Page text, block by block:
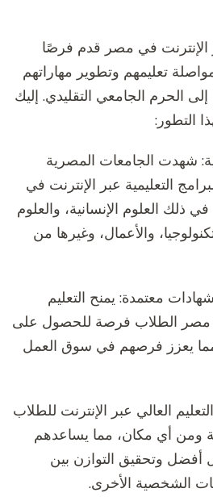
الإنترنت في مصر قدم فرصًا
تعليمهم وتطوير مهاراتهم
إلى الحرم الجامعي التقليدي. إليك
التطور:
شهدت الجامعات المصرية
التعليمية عبر الإنترنت في
ذلك العلوم الإنسانية، والعلوم
والأعمال، وغيرها من
معتمدة: يمنح التعليم
مصر الطلاب فرصة للحصول على
مما يعزز فرصهم في سوق العمل
العالي عبر الإنترنت للطلاب
ومن أي مكان، مما يساعدهم
وتحقيق التوازن بين
الشخصية الأخرى.